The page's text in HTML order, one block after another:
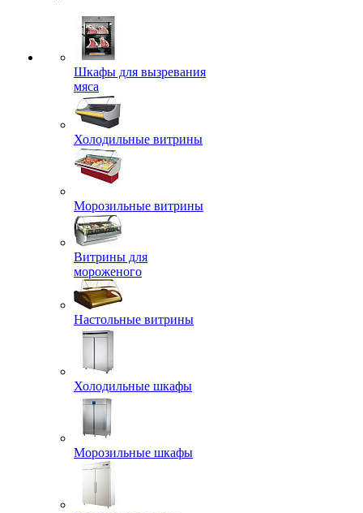
Шкафы для вызревания
мяса
Холодильные витрины
Морозильные витрины
Витрины для
мороженого
Настольные витрины
Холодильные шкафы
Морозильные шкафы